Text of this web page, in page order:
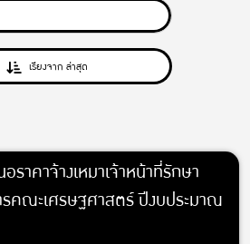
เรียงจาก ล่าสุด
ราคาจ้างเหมาเจ้าหน้าที่รักษา
คณะเศรษฐศาสตร์ ปีงบประมาณ